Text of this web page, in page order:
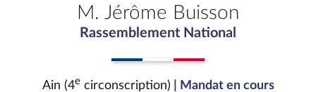
M. Jérôme Buisson
Rassemblement National
Ain (4ecirconscription) | Mandat en cours